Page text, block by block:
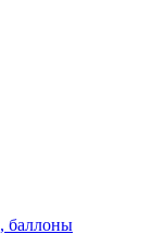
баллоны